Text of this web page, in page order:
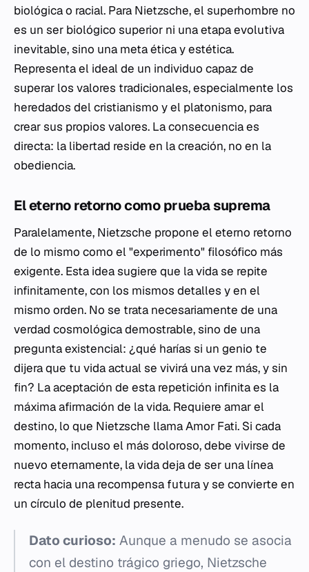
biológica o racial. Para Nietzsche, el superhombre no
es un ser biológico superior ni una etapa evolutiva
inevitable, sino una meta ética y estética.
Representa el ideal de un individuo capaz de
superar los valores tradicionales, especialmente los
heredados del cristianismo y el platonismo, para
crear sus propios valores. La consecuencia es
directa: la libertad reside en la creación, no en la
obediencia.
El eterno retorno como prueba suprema
Paralelamente, Nietzsche propone el eterno retorno
de lo mismo como el "experimento" filosófico más
exigente. Esta idea sugiere que la vida se repite
infinitamente, con los mismos detalles y en el
mismo orden. No se trata necesariamente de una
verdad cosmológica demostrable, sino de una
pregunta existencial: ¿qué harías si un genio te
dijera que tu vida actual se vivirá una vez más, y sin
fin? La aceptación de esta repetición infinita es la
máxima afirmación de la vida. Requiere amar el
destino, lo que Nietzsche llamaAmor Fati. Si cada
momento, incluso el más doloroso, debe vivirse de
nuevo eternamente, la vida deja de ser una línea
recta hacia una recompensa futura y se convierte en
un círculo de plenitud presente.
Dato curioso: Aunque a menudo se asocia
con el destino trágico griego, Nietzsche